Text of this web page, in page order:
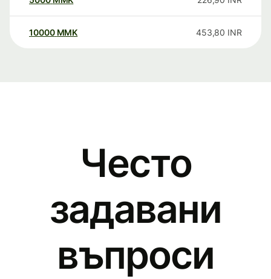
10000 MMK 453,80 INR
Често
задавани
въпроси